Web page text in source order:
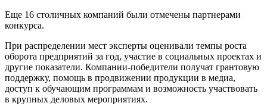
Еще 16 столичных компаний были отмечены партнерами
конкурса.
При распределении мест эксперты оценивали темпы роста
оборота предприятий за год, участие в социальных проектах и
другие показатели. Компании-победители получат грантовую
поддержку, помощь в продвижении продукции в медиа,
доступ к обучающим программам и возможность участвовать
в крупных деловых мероприятиях.